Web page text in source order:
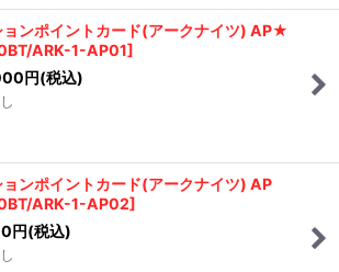
ョンポイントカード(アークナイツ) AP★
ARK-1-AP01]
円(税込)
ョンポイントカード(アークナイツ) AP
ARK-1-AP02]
円(税込)